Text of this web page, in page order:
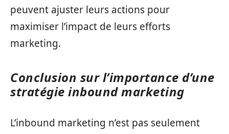
peuvent ajuster leurs actions pour
maximiser l’impact de leurs efforts
marketing.
Conclusion sur l’importance d’une
stratégie inbound marketing
L’inbound marketing n’est pas seulement